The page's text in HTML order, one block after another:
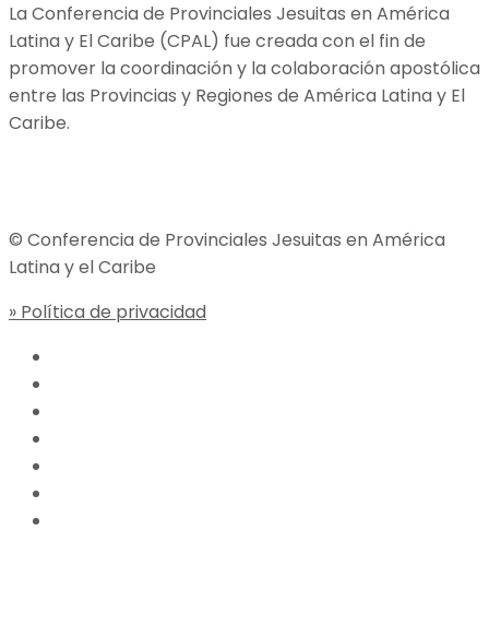
La Conferencia de Provinciales Jesuitas en América
Latina y El Caribe (CPAL) fue creada con el fin de
promover la coordinación y la colaboración apostólica
entre las Provincias y Regiones de América Latina y El
Caribe.
© Conferencia de Provinciales Jesuitas en América
Latina y el Caribe
» Política de privacidad